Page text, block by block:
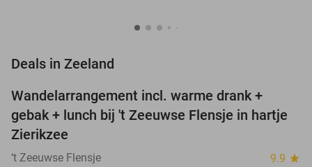
Deals in Zeeland
TODAY
Wandelarrangement incl. warme drank +
gebak + lunch bij 't Zeeuwse Flensje in hartje
Zierikzee
‘t Zeeuwse Flensje 9.9 star